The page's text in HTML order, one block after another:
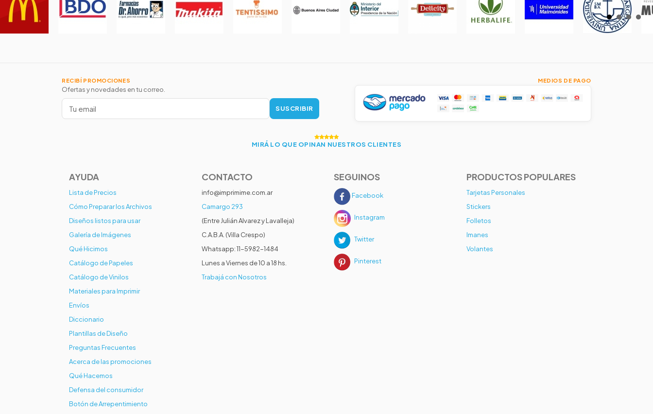
RECIBÍ PROMOCIONES
Ofertas y novedades en tu correo.
SUSCRIBIR
MEDIOS DE PAGO
MIRÁ LO QUE OPINAN NUESTROS CLIENTES
AYUDA
Lista de Precios
Cómo Preparar los Archivos
Diseños listos para usar
Galería de Imágenes
Qué Hicimos
Catálogo de Papeles
Catálogo de Vinilos
Materiales para Imprimir
Envíos
Diccionario
Plantillas de Diseño
Preguntas Frecuentes
Acerca de las promociones
Qué Hacemos
Defensa del consumidor
Botón de Arrepentimiento
CONTACTO
info@imprimime.com.ar
Camargo 293
(Entre Julián Alvarez y Lavalleja)
C.A.B.A. (Villa Crespo)
Whatsapp: 11-5982-1484
Lunes a Viernes de 10 a 18 hs.
Trabajá con Nosotros
SEGUINOS
Facebook
Instagram
Twitter
Pinterest
PRODUCTOS POPULARES
Tarjetas Personales
Stickers
Folletos
Imanes
Volantes